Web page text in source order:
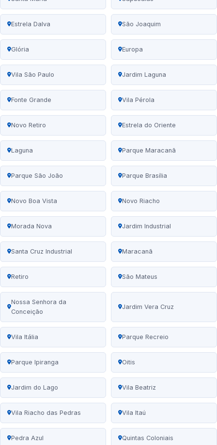
Estrela Dalva São Joaquim
Glória Europa
Vila São Paulo Jardim Laguna
Fonte Grande Vila Pérola
Novo Retiro Estrela do Oriente
Laguna Parque Maracanã
Parque São João Parque Brasília
Novo Boa Vista Novo Riacho
Morada Nova Jardim Industrial
Santa Cruz Industrial Maracanã
Retiro São Mateus
Nossa Senhora da
Conceição
Jardim Vera Cruz
Vila Itália Parque Recreio
Parque Ipiranga Oitis
Jardim do Lago Vila Beatriz
Vila Riacho das Pedras Vila Itaú
Pedra Azul Quintas Coloniais